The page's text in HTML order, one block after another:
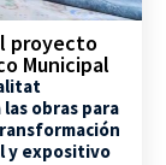
proyecto
Municipal
obras para
y expositivo